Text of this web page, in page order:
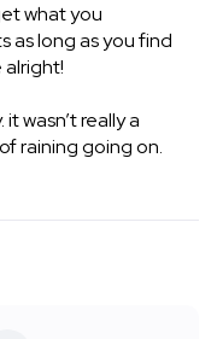
what you
as long as you find
alright!
wasn’t really a
raining going on.